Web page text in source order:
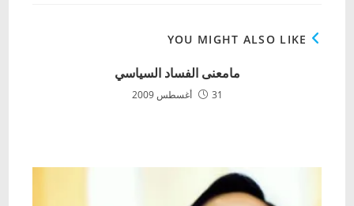
YOU MIGHT ALSO LIKE
مامعنى الفساد السياسي
31 أغسطس 2009